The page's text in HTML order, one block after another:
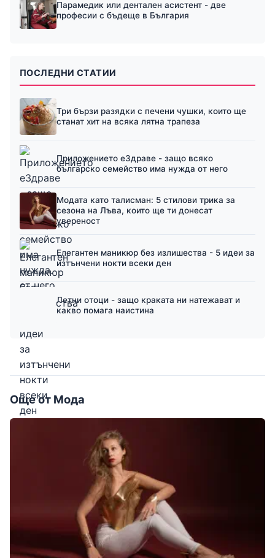
Парамедик или дентален асистент - две
професии с бъдеще в България
ПОСЛЕДНИ СТАТИИ
Три бързи разядки с печени чушки, които ще
станат хит на всяка лятна трапеза
Приложението еЗдраве - защо всяко
българско семейство има нужда от него
Модата като талисман: 5 стилови трика за
сезона на Лъва, които ще ти донесат
увереност
Елегантен маникюр без излишества - 5 идеи за
изтънчени нокти всеки ден
Летни отоци - защо краката ни натежават и
какво помага наистина
Още от Мода